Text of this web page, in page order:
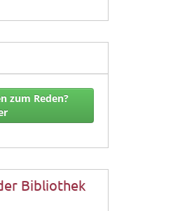
zum Reden?
Bibliothek